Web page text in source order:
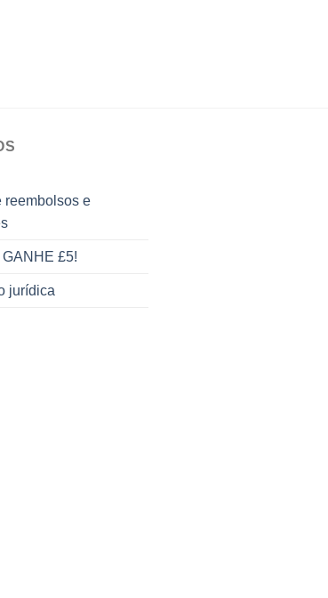
reembolsos e
£5!
jurídica